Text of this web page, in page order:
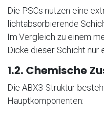
Die PSCs nutzen eine
lichtabsorbierende
Im Vergleich zu einem
Dicke dieser Schicht nur
1.2. Chemische
Die ABX3-Struktur
Hauptkomponenten: